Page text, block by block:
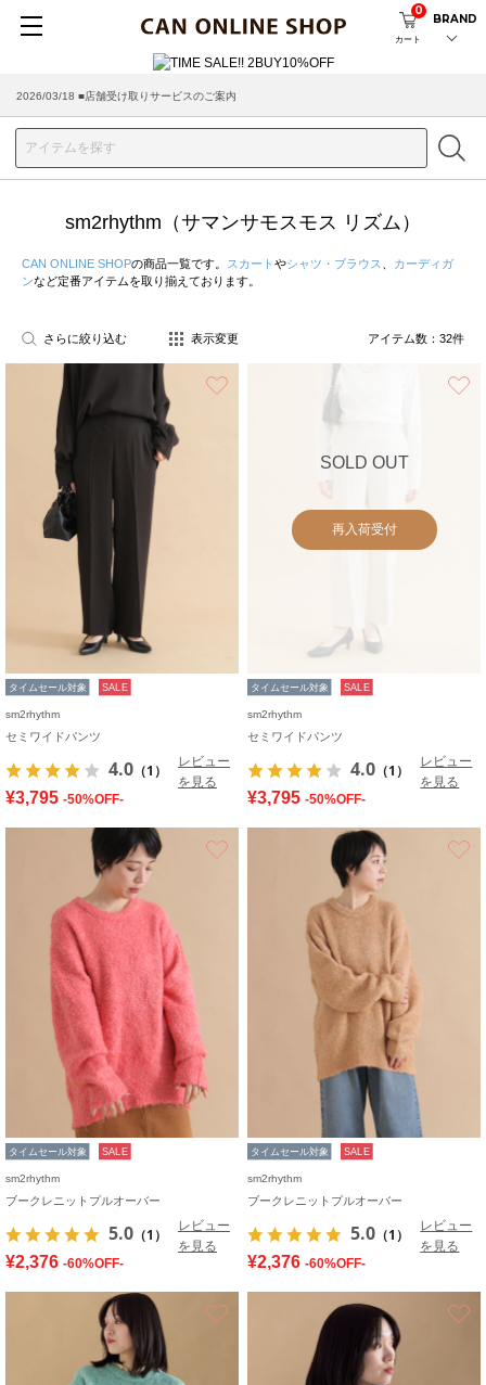
カート
0
BRAND
2026/08/04 ■8/13(木)AM2:00～サイトメンテナンス実施のお知らせ
2026/03/18 ■店舗受け取りサービスのご案内
sm2rhythm（サマンサモスモス リズム）
CAN ONLINE SHOPの商品一覧です。 スカート やシャツ・ブラウス
カーディガ
ンなど定番アイテムを取り揃えております。
さらに絞り込む 表示変更 アイテム数： 32件
タイムセール対象 SALE
sm2rhythm
セミワイドパンツ
4.0 （1）
レビュー
を見る
¥3,795 -50%OFF-
SOLD OUT
再入荷受付
タイムセール対象 SALE
sm2rhythm
セミワイドパンツ
4.0 （1）
レビュー
を見る
¥3,795 -50%OFF-
タイムセール対象 SALE
sm2rhythm
ブークレニットプルオーバー
5.0 （1）
レビュー
を見る
¥2,376 -60%OFF-
タイムセール対象 SALE
sm2rhythm
ブークレニットプルオーバー
5.0 （1）
レビュー
を見る
¥2,376 -60%OFF-